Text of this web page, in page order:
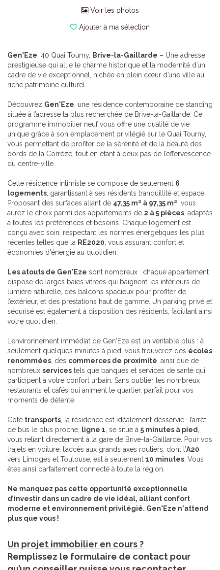
Voir les photos
Ajouter à ma sélection
Gen'Eze, 40 Quai Tourny, Brive-la-Gaillarde – Une adresse
prestigieuse qui allie le charme historique et la modernité d’un
cadre de vie exceptionnel, nichée en plein cœur d’une ville au
riche patrimoine culturel.
Découvrez Gen'Eze, une résidence contemporaine de standing
située à l’adresse la plus recherchée de Brive-la-Gaillarde. Ce
programme immobilier neuf vous offre une qualité de vie
unique grâce à son emplacement privilégié sur le Quai Tourny,
vous permettant de profiter de la sérénité et de la beauté des
bords de la Corrèze, tout en étant à deux pas de l’effervescence
du centre-ville.
Cette résidence intimiste se compose de seulement 6
logements, garantissant à ses résidents tranquillité et espace.
Proposant des surfaces allant de 47,35 m² à 97,35 m², vous
aurez le choix parmi des appartements de 2 à 5 pièces, adaptés
à toutes les préférences et besoins. Chaque logement est
conçu avec soin, respectant les normes énergétiques les plus
récentes telles que la RE2020, vous assurant confort et
économies d'énergie au quotidien.
Les atouts de Gen'Eze sont nombreux : chaque appartement
dispose de larges baies vitrées qui baignent les intérieurs de
lumière naturelle, des balcons spacieux pour profiter de
l’extérieur, et des prestations haut de gamme. Un parking privé et
sécurisé est également à disposition des résidents, facilitant ainsi
votre quotidien.
L’environnement immédiat de Gen'Eze est un véritable plus : à
seulement quelques minutes à pied, vous trouverez des écoles
renommées, des commerces de proximité, ainsi que de
nombreux services tels que banques et services de santé qui
participent à votre confort urbain. Sans oublier les nombreux
restaurants et cafés qui animent le quartier, parfait pour vos
moments de détente.
Côté transports, la résidence est idéalement desservie : l’arrêt
de bus le plus proche, ligne 1, se situe à 5 minutes à pied,
vous reliant directement à la gare de Brive-la-Gaillarde. Pour vos
trajets en voiture, l’accès aux grands axes routiers, dont l’A20
vers Limoges et Toulouse, est à seulement 10 minutes. Vous
êtes ainsi parfaitement connecté à toute la région.
Ne manquez pas cette opportunité exceptionnelle
d’investir dans un cadre de vie idéal, alliant confort
moderne et environnement privilégié. Gen'Eze n'attend
plus que vous !
Un projet immobilier en cours ?
Remplissez le formulaire de contact pour